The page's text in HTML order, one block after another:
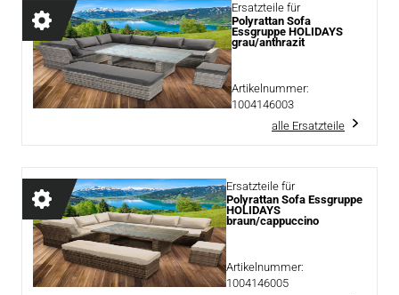
Ersatzteile für
Polyrattan Sofa
Essgruppe HOLIDAYS
grau/anthrazit
Artikelnummer:
1004146003
alle Ersatzteile
Ersatzteile für
Polyrattan Sofa Essgruppe
HOLIDAYS
braun/cappuccino
Artikelnummer:
1004146005